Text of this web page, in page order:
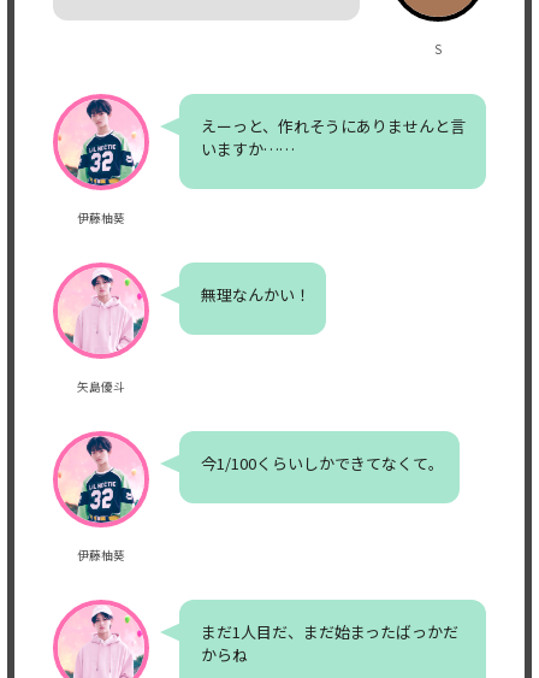
S
伊藤柚葵
えーっと、作れそうにありませんと言
いますか……
矢島優斗
無理なんかい！
伊藤柚葵
今1/100くらいしかできてなくて。
まだ1人目だ、まだ始まったばっかだ
からね